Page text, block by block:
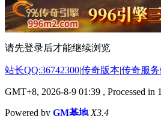
请先登录后才能继续浏览
站长QQ:36742300|传奇版本|传奇服
GMT+8, 2026-8-9 01:39 , Processed in
Powered by GM基地 X3.4